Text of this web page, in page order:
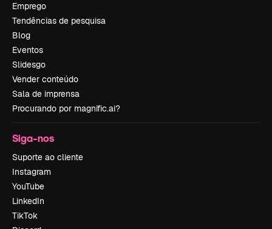
Emprego
Tendências de pesquisa
Blog
Eventos
Slidesgo
Vender conteúdo
Sala de imprensa
Procurando por magnific.ai?
Siga-nos
Suporte ao cliente
Instagram
YouTube
LinkedIn
TikTok